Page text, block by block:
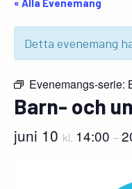
« Alla Evenemang
Detta evenemang
Evenemangs-serie:
Barn- och
juni 10 kl. 14:00 –